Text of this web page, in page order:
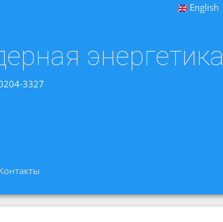
English
энергетика
3327